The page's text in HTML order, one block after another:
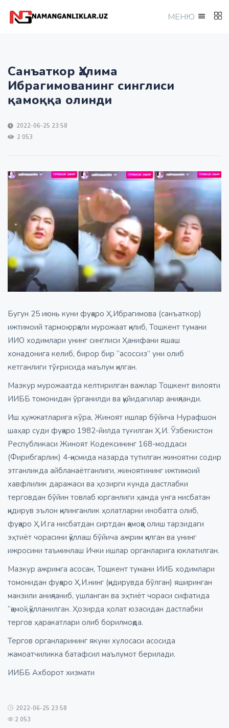
МEНЮ
Санъаткор Ҳалима
Ибрагимованинг синглиси
қамоққа олинди
2022-06-25 23:58
2 053
Бугун 25 июнь куни фуқаро Ҳ.Ибрагимова (санъаткор)
ижтимоий тармоқ орқали мурожаат қилиб, Тошкент тумани
ИИО ходимлари унинг синглиси Ҳанифани яшаш
хонадонига келиб, бирор бир “асоссиз” уни олиб
кетганлиги тўғрисида маълум қилган.
Мазкур мурожаатда келтирилган важлар Тошкент вилояти
ИИББ томонидан ўрганилди ва қуйидагилар аниқланди.
Иш ҳужжатларига кўра, Жиноят ишлар бўйича Нурафшон
шаҳар суди фуқаро 1982-йилда туғилган Ҳ.И. Ўзбекистон
Республикаси Жиноят Кодексининг 168-моддаси
(Фирибгарлик) 4-қисмида назарда тутилган жиноятни содир
этганликда айбланаётганлиги, жиноятининг ижтимоий
хавфлилик даражаси ва ҳозирги кунда дастлабки
терговдан бўйин товлаб юрганлиги ҳамда унга нисбатан
қидирув эълон қилинганлик ҳолатларни инобатга олиб,
фуқаро Ҳ.И.га нисбатдан сиртдан қамоққа олиш тарзидаги
эҳтиёт чорасини қўллаш бўйича ажрим қилган ва унинг
ижросини таъминлаш Ички ишлар органларига юклатилган.
Мазкур ажримга асосан, Тошкент тумани ИИБ ходимлари
томонидан фуқаро Ҳ.И.нинг (қидирувда бўлган) яширинган
манзили аниқланиб, ушланган ва эҳтиёт чораси сифатида
“қамоқ” қўлланилган. Ҳозирда ҳолат юзасидан дастлабки
тергов ҳаракатлари олиб борилмоқда.
Тергов органларининг якуни хулосаси асосида
жамоатчиликка батафсил маълумот берилади.
ИИББ Aхборот хизмати
2022-06-25 23:58
2 053